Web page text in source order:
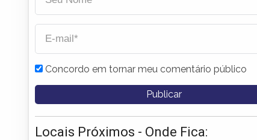
Concordo em tornar meu comentário público
Locais Próximos - Onde Fica: